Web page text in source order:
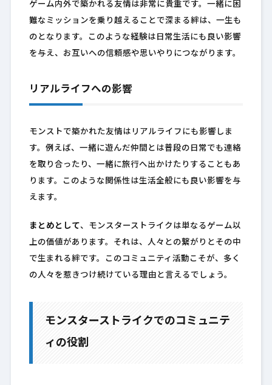
ゲーム内外で築かれる友情は非常に貴重です。一緒に困
難なミッションを乗り越えることで深まる絆は、一生も
のとなります。このような経験は日常生活にも良い影響
を与え、お互いへの信頼感や思いやりにつながります。
リアルライフへの影響
モンストで築かれた友情はリアルライフにも影響しま
す。例えば、一緒に遊んだ仲間とは普段の日常でも連絡
を取り合ったり、一緒に旅行へ出かけたりすることもあ
ります。このような関係性は生活全般にも良い影響を与
えます。
まとめとして、モンスターストライクは単なるゲーム以
上の価値があります。それは、人々との繋がりとその中
で生まれる絆です。このコミュニティ活動こそが、多く
の人々を惹きつけ続けている理由と言えるでしょう。
モンスターストライクでのコミュニテ
ィの役割